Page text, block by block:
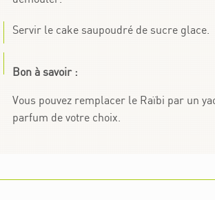
Servir le cake saupoudré de sucre glace.
Bon à savoir :
Vous pouvez remplacer le Raïbi par un
parfum de votre choix.